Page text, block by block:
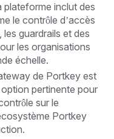
plateforme inclut des
le contrôle d’accès
les guardrails et des
les organisations
échelle.
de Portkey est
pertinente pour
sur le
Portkey